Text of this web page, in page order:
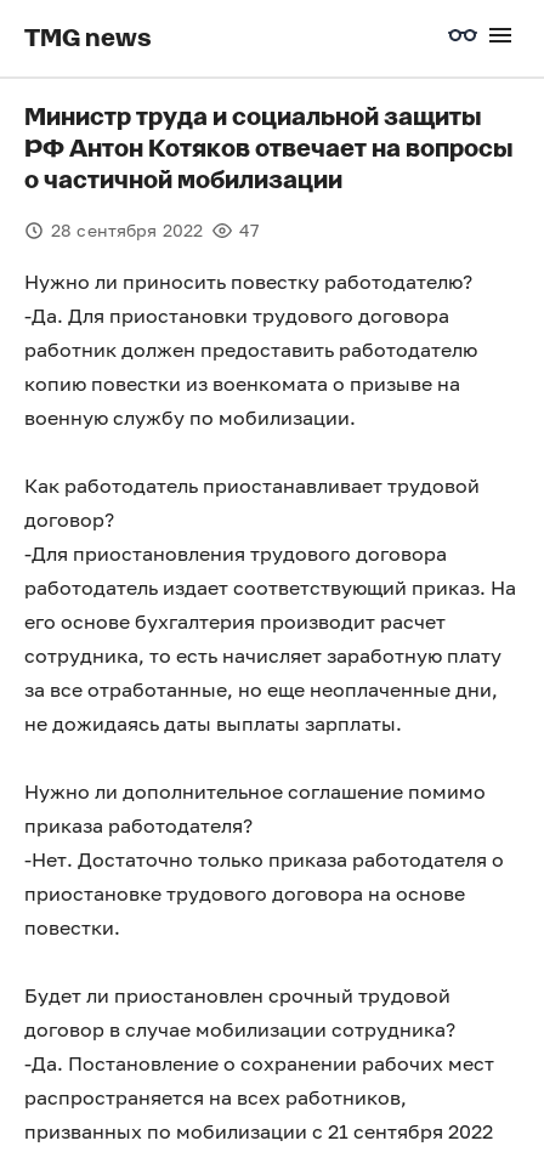
TMG news
Министр труда и социальной защиты
РФ Антон Котяков отвечает на вопросы
о частичной мобилизации
28 сентября 2022 47
Нужно ли приносить повестку работодателю?
-Да. Для приостановки трудового договора
работник должен предоставить работодателю
копию повестки из военкомата о призыве на
военную службу по мобилизации.
Как работодатель приостанавливает трудовой
договор?
-Для приостановления трудового договора
работодатель издает соответствующий приказ. На
его основе бухгалтерия производит расчет
сотрудника, то есть начисляет заработную плату
за все отработанные, но еще неоплаченные дни,
не дожидаясь даты выплаты зарплаты.
Нужно ли дополнительное соглашение помимо
приказа работодателя?
-Нет. Достаточно только приказа работодателя о
приостановке трудового договора на основе
повестки.
Будет ли приостановлен срочный трудовой
договор в случае мобилизации сотрудника?
-Да. Постановление о сохранении рабочих мест
распространяется на всех работников,
призванных по мобилизации с 21 сентября 2022